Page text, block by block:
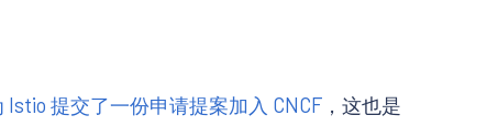
Istio 提交了一份申请提案加入 CNCF ，这也是